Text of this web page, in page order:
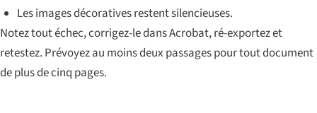
Les images décoratives restent silencieuses.
Notez tout échec, corrigez-le dans Acrobat, ré-exportez et
retestez. Prévoyez au moins deux passages pour tout document
de plus de cinq pages.